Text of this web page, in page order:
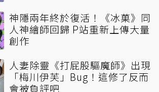
神隱兩年終於復活！《冰菓》同
人神繪師回歸 P站重新上傳大量
創作
人妻除靈《打屁股驅魔師》出現
「梅川伊芙」Bug！這修了反而
會被負評吧